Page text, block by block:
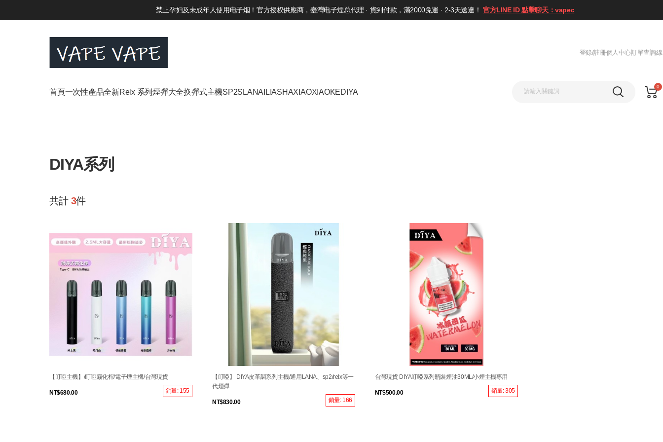
禁止孕妇及未成年人使用电子烟！官方授权供應商，臺灣电子煙总代理 · 貨到付款，滿2000免運 · 2-3天送達！ 官方LINE ID 點擊聊天：vapec
登錄/註冊個人中心訂單查詢
首頁一次性產品全新Relx 系列煙彈大全换彈式主機SP2S LANA ILIASHAXIAOXIAOKEDIYA
0
DIYA系列
共計 3件
【叮啞主機】/叮啞霧化桿/電子煙主機/台灣現貨
NT$680.00 銷量: 155
【叮啞】 DIYA皮革調系列主機/通用LANA、sp2/relx等一
代煙彈
NT$830.00 銷量: 166
台灣現貨 DIYA叮啞系列瓶裝煙油30ML/小煙主機專用
NT$500.00 銷量: 305